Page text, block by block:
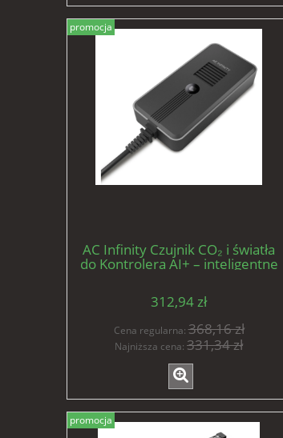
AC Infinity Czujnik CO₂ i światła
do Kontrolera AI+ – inteligentne
312,94 zł
Cena regularna:368,16 zł
Najniższa cena: 331,34 zł
promocja
promocja